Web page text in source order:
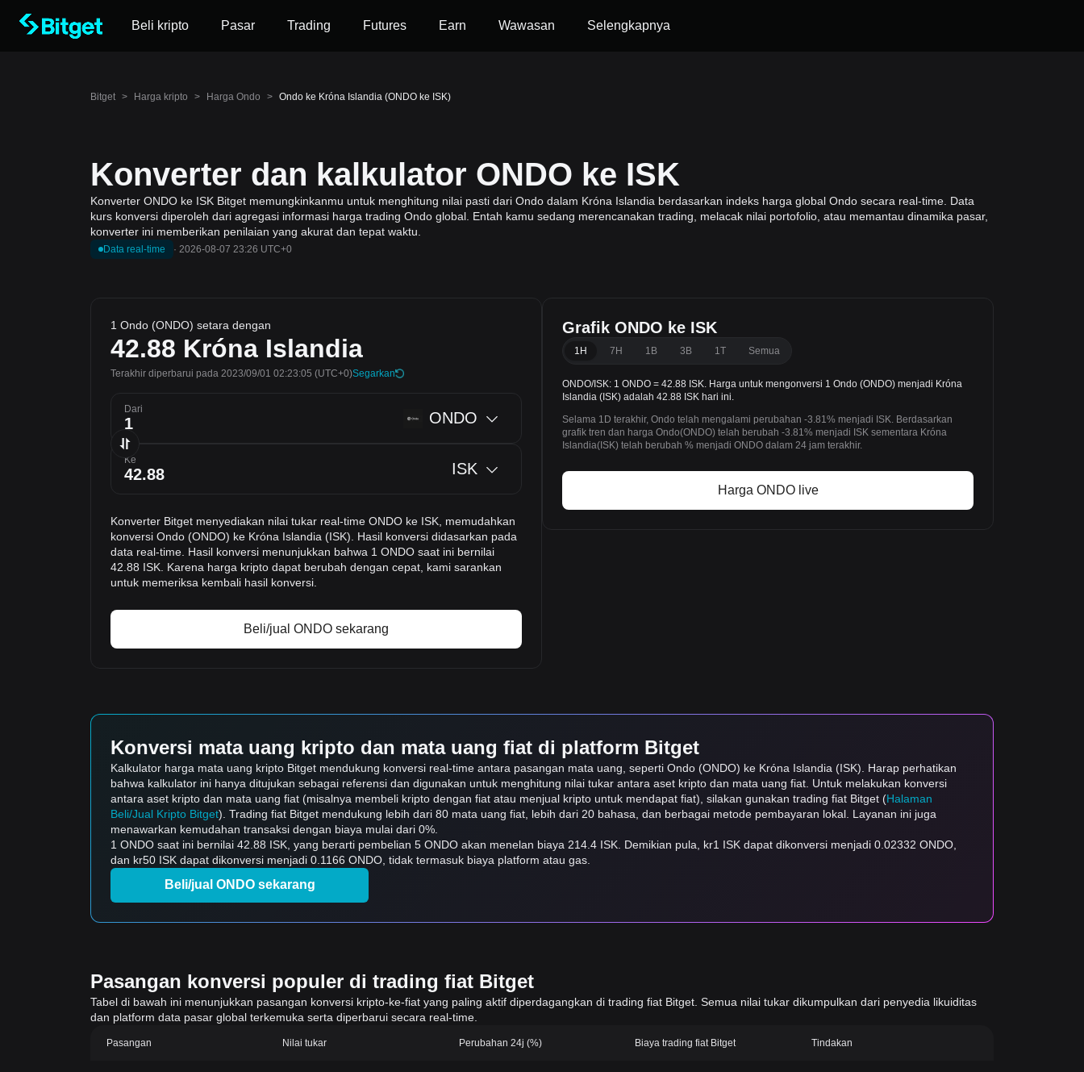
Beli kripto Pasar Trading Futures Earn Wawasan Selengkapnya
Bitget > Harga kripto > Harga Ondo > Ondo ke Króna Islandia (ONDO ke ISK)
Konverter dan kalkulator ONDO ke ISK
Konverter ONDO ke ISK Bitget memungkinkanmu untuk menghitung nilai pasti dari Ondo dalam Króna Islandia berdasarkan indeks harga global Ondo secara real-time. Data
kurs konversi diperoleh dari agregasi informasi harga trading Ondo global. Entah kamu sedang merencanakan trading, melacak nilai portofolio, atau memantau dinamika pasar,
konverter ini memberikan penilaian yang akurat dan tepat waktu.
Data real-time · 2026-08-07 23:26 UTC+0
1 Ondo (ONDO) setara dengan
42.88 Króna Islandia
Terakhir diperbarui pada 2023/09/01 02:23:05 (UTC+0)Segarkan
Dari ONDO
Ke ISK
Konverter Bitget menyediakan nilai tukar real-time ONDO ke ISK, memudahkan
konversi Ondo (ONDO) ke Króna Islandia (ISK). Hasil konversi didasarkan pada
data real-time. Hasil konversi menunjukkan bahwa 1 ONDO saat ini bernilai
42.88 ISK. Karena harga kripto dapat berubah dengan cepat, kami sarankan
untuk memeriksa kembali hasil konversi.
Beli/jual ONDO sekarang
Grafik ONDO ke ISK
1H 7H 1B 3B 1T Semua
ONDO/ISK: 1 ONDO = 42.88 ISK. Harga untuk mengonversi 1 Ondo (ONDO) menjadi Króna
Islandia (ISK) adalah 42.88 ISK hari ini.
Selama 1D terakhir, Ondo telah mengalami perubahan -3.81% menjadi ISK. Berdasarkan
grafik tren dan harga Ondo(ONDO) telah berubah -3.81% menjadi ISK sementara Króna
Islandia(ISK) telah berubah % menjadi ONDO dalam 24 jam terakhir.
Harga ONDO live
Konversi mata uang kripto dan mata uang fiat di platform Bitget
Kalkulator harga mata uang kripto Bitget mendukung konversi real-time antara pasangan mata uang, seperti Ondo (ONDO) ke Króna Islandia (ISK). Harap perhatikan
bahwa kalkulator ini hanya ditujukan sebagai referensi dan digunakan untuk menghitung nilai tukar antara aset kripto dan mata uang fiat. Untuk melakukan konversi
antara aset kripto dan mata uang fiat (misalnya membeli kripto dengan fiat atau menjual kripto untuk mendapat fiat), silakan gunakan trading fiat Bitget (Halaman
Beli/Jual Kripto Bitget). Trading fiat Bitget mendukung lebih dari 80 mata uang fiat, lebih dari 20 bahasa, dan berbagai metode pembayaran lokal. Layanan ini juga
menawarkan kemudahan transaksi dengan biaya mulai dari 0%.
1 ONDO saat ini bernilai 42.88 ISK, yang berarti pembelian 5 ONDO akan menelan biaya 214.4 ISK. Demikian pula, kr1 ISK dapat dikonversi menjadi 0.02332 ONDO,
dan kr50 ISK dapat dikonversi menjadi 0.1166 ONDO, tidak termasuk biaya platform atau gas.
Beli/jual ONDO sekarang
Pasangan konversi populer di trading fiat Bitget
Tabel di bawah ini menunjukkan pasangan konversi kripto-ke-fiat yang paling aktif diperdagangkan di trading fiat Bitget. Semua nilai tukar dikumpulkan dari penyedia likuiditas
dan platform data pasar global terkemuka serta diperbarui secara real-time.
Pasangan Nilai tukar Perubahan 24j (%) Biaya trading fiat Bitget Tindakan